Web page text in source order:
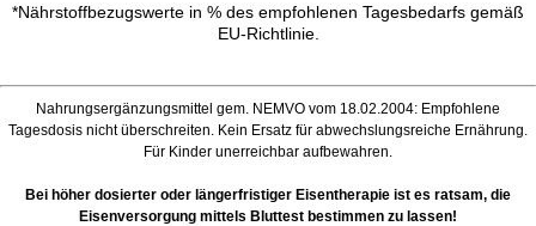
*Nährstoffbezugswerte in % des empfohlenen Tagesbedarfs gemäß
EU-Richtlinie.
Nahrungsergänzungsmittel gem. NEMVO vom 18.02.2004: Empfohlene
Tagesdosis nicht überschreiten. Kein Ersatz für abwechslungsreiche Ernährung.
Für Kinder unerreichbar aufbewahren.
Bei höher dosierter oder längerfristiger Eisentherapie ist es ratsam, die
Eisenversorgung mittels Bluttest bestimmen zu lassen!